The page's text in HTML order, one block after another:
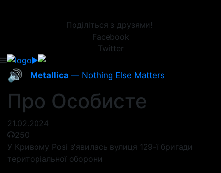
Поділіться з друзями!
Facebook
Twitter
🔊 Metallica — Nothing Else Matters
Про Особисте
21.02.2024
250
У Кривому Розі з'явилась вулиця 129-ї бригади
територіальної оборони